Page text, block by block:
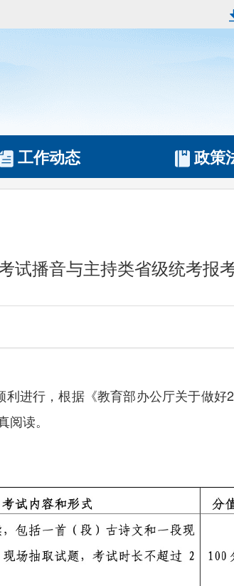
工作动态 政策
试播音与主持类省级统考报
行，根据《教育部办公厅关于做好
读。